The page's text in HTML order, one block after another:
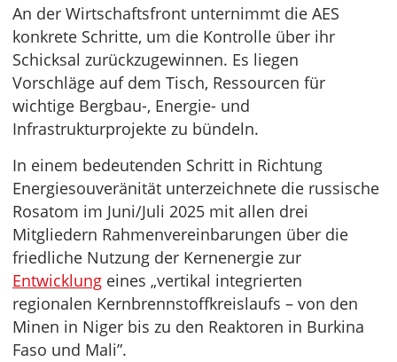
An der Wirtschaftsfront unternimmt die AES
konkrete Schritte, um die Kontrolle über ihr
Schicksal zurückzugewinnen. Es liegen
Vorschläge auf dem Tisch, Ressourcen für
wichtige Bergbau-, Energie- und
Infrastrukturprojekte zu bündeln.
In einem bedeutenden Schritt in Richtung
Energiesouveränität unterzeichnete die russische
Rosatom im Juni/Juli 2025 mit allen drei
Mitgliedern Rahmenvereinbarungen über die
friedliche Nutzung der Kernenergie zur
Entwicklung eines „vertikal integrierten
regionalen Kernbrennstoffkreislaufs – von den
Minen in Niger bis zu den Reaktoren in Burkina
Faso und Mali”.